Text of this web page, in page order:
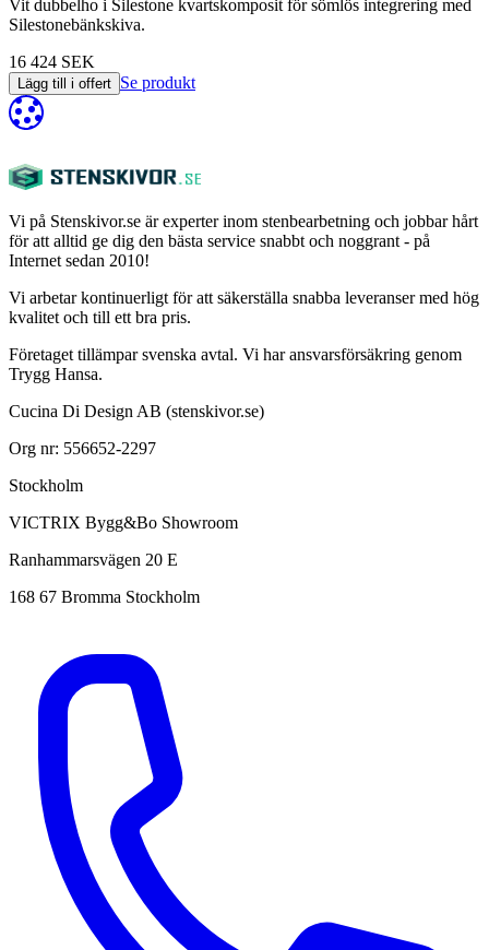
Vit dubbelho i Silestone kvartskomposit för sömlös integrering med
Silestonebänkskiva.
16 424 SEK
Lägg till i offert Se produkt
Vi på Stenskivor.se är experter inom stenbearbetning och jobbar hårt
för att alltid ge dig den bästa service snabbt och noggrant - på
Internet sedan 2010!
Vi arbetar kontinuerligt för att säkerställa snabba leveranser med hög
kvalitet och till ett bra pris.
Företaget tillämpar svenska avtal. Vi har ansvarsförsäkring genom
Trygg Hansa.
Cucina Di Design AB (stenskivor.se)
Org nr: 556652-2297
Stockholm
VICTRIX Bygg&Bo Showroom
Ranhammarsvägen 20 E
168 67 Bromma Stockholm